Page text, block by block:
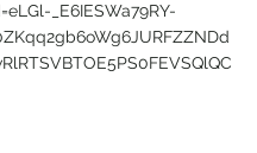
_E6IESWa79RY-